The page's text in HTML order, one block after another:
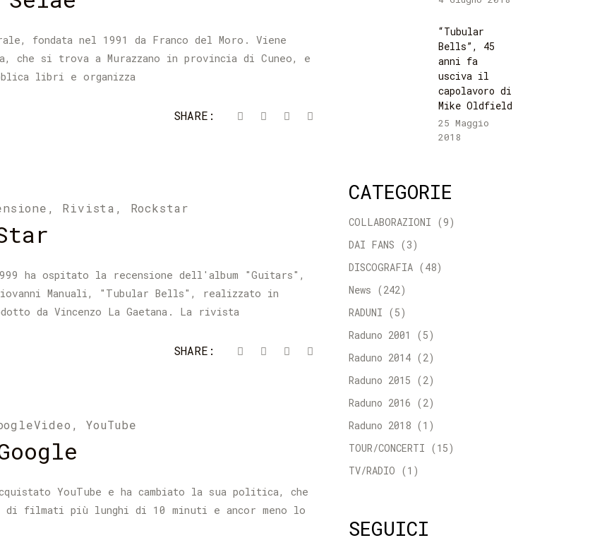
fondata nel 1991 da Franco del Moro. Viene
che si trova a Murazzano in provincia di Cuneo, e
libri e organizza
SHARE:
, Rivista , Rockstar
ha ospitato la recensione dell'album "Guitars",
Manuali, "Tubular Bells", realizzato in
da Vincenzo La Gaetana. La rivista
SHARE:
,YouTube
YouTube e ha cambiato la sua politica, che
di filmati più lunghi di 10 minuti e ancor meno lo
“Tubular
Bells”, 45
anni fa
usciva il
capolavoro di
Mike Oldfield
25 Maggio
2018
CATEGORIE
COLLABORAZIONI (9)
DAI FANS (3)
DISCOGRAFIA(48)
News (242)
RADUNI (5)
Raduno 2001
(5)
Raduno 2014(2)
Raduno 2015 (2)
Raduno 2016 (2)
Raduno 2018(1)
TOUR/CONCERTI (15)
TV/RADIO (1)
SEGUICI